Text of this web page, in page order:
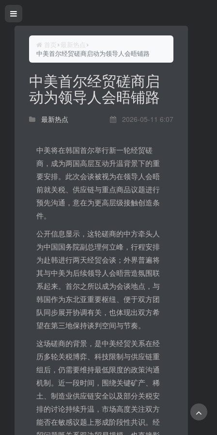
首页
最新热点
中美首尔经贸磋商启动为领导人会晤铺路
中美首尔经贸磋商启
动为领导人会晤铺路
最新热点 2026-05-11 6:07
中美将在韩国首尔举行新一轮经贸磋
商，成为两国高层互动升温背景下的重
要安排。此次会谈被视为在领导人会晤
前就关税、供应链与重点商品议题进行
预先沟通，意在为更高层级接触创造条
件。
公开信息显示，这轮磋商的中方牵头人
为中国国务院副总理何立峰，行程安排
为赴韩进行两天经贸会谈；外界普遍将
其与中美为后续领导人会晤营造氛围联
系起来。首尔之所以成为会谈地点，与
韩国作为东北亚重要枢纽、便于双方团
队同步展开协调有关，也体现出双方希
望在第三地保持谈判空间与节奏。
这场磋商的背景，是中美经贸关系在经
历多轮关税博弈、科技限制与供应链重
组后，仍需要维持最低限度的政策沟通
机制。近一段时间，围绕关键矿产、稀
土、制造业供应链安全以及部分关税安
排的讨论持续升温，市场高度关注双方
能否在敏感议题上形成阶段性共识。经